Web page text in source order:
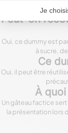
liés à la
Peut-on
Oui, ce dummy est
à sucre,
Ce
Oui, il peut être
À
Un gâteau factice sert
la présentation lors